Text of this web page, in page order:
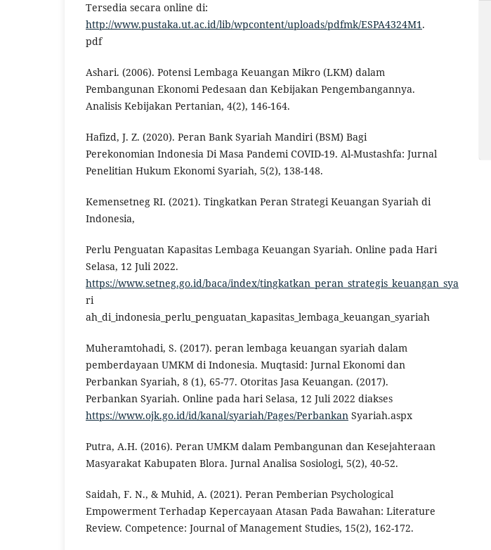
Tersedia secara online di:
http://www.pustaka.ut.ac.id/lib/wpcontent/uploads/pdfmk/ESPA4324M1.
pdf
Ashari. (2006). Potensi Lembaga Keuangan Mikro (LKM) dalam
Pembangunan Ekonomi Pedesaan dan Kebijakan Pengembangannya.
Analisis Kebijakan Pertanian, 4(2), 146-164.
Hafizd, J. Z. (2020). Peran Bank Syariah Mandiri (BSM) Bagi
Perekonomian Indonesia Di Masa Pandemi COVID-19. Al-Mustashfa: Jurnal
Penelitian Hukum Ekonomi Syariah, 5(2), 138-148.
Kemensetneg RI. (2021). Tingkatkan Peran Strategi Keuangan Syariah di
Indonesia,
Perlu Penguatan Kapasitas Lembaga Keuangan Syariah. Online pada Hari
Selasa, 12 Juli 2022.
https://www.setneg.go.id/baca/index/tingkatkan_peran_strategis_keuangan_sya
ri
ah_di_indonesia_perlu_penguatan_kapasitas_lembaga_keuangan_syariah
Muheramtohadi, S. (2017). peran lembaga keuangan syariah dalam
pemberdayaan UMKM di Indonesia. Muqtasid: Jurnal Ekonomi dan
Perbankan Syariah, 8 (1), 65-77. Otoritas Jasa Keuangan. (2017).
Perbankan Syariah. Online pada hari Selasa, 12 Juli 2022 diakses
https://www.ojk.go.id/id/kanal/syariah/Pages/Perbankan Syariah.aspx
Putra, A.H. (2016). Peran UMKM dalam Pembangunan dan Kesejahteraan
Masyarakat Kabupaten Blora. Jurnal Analisa Sosiologi, 5(2), 40-52.
Saidah, F. N., & Muhid, A. (2021). Peran Pemberian Psychological
Empowerment Terhadap Kepercayaan Atasan Pada Bawahan: Literature
Review. Competence: Journal of Management Studies, 15(2), 162-172.